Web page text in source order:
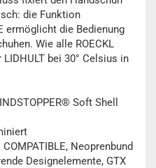
die Funktion
ermöglicht die Bedienung
Wie alle ROECKL
bei 30° Celsius in
Soft Shell
Neoprenbund
Designelemente, GTX